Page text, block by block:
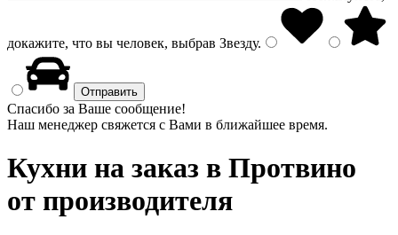
докажите, что вы человек, выбрав Звезду.
Спасибо за Ваше сообщение!
Наш менеджер свяжется с Вами в ближайшее время.
Кухни на заказ в Протвино
от производителя